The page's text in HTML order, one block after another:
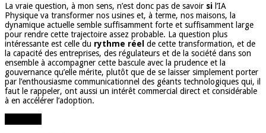
La vraie question, à mon sens, n’est donc pas de savoir si l’IA
Physique va transformer nos usines et, à terme, nos maisons, la
dynamique actuelle semble suffisamment forte et suffisamment large
pour rendre cette trajectoire assez probable. La question plus
intéressante est celle du rythme réel de cette transformation, et de
la capacité des entreprises, des régulateurs et de la société dans son
ensemble à accompagner cette bascule avec la prudence et la
gouvernance qu’elle mérite, plutôt que de se laisser simplement porter
par l’enthousiasme communicationnel des géants technologiques qui, il
faut le rappeler, ont aussi un intérêt commercial direct et considérable
à en accélérer l’adoption.